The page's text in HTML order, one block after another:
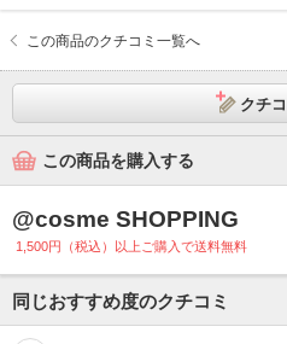
この商品のクチコミ一覧へ
クチ
この商品を購入する
@cosme SHOPPING
1,500円（税込）以上ご購入で送料無料
同じおすすめ度のクチコミ